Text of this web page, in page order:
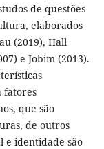
de questões
elaborados
(2019), Hall
e Jobim (2013).
fatores
que são
de outros
e identidade são